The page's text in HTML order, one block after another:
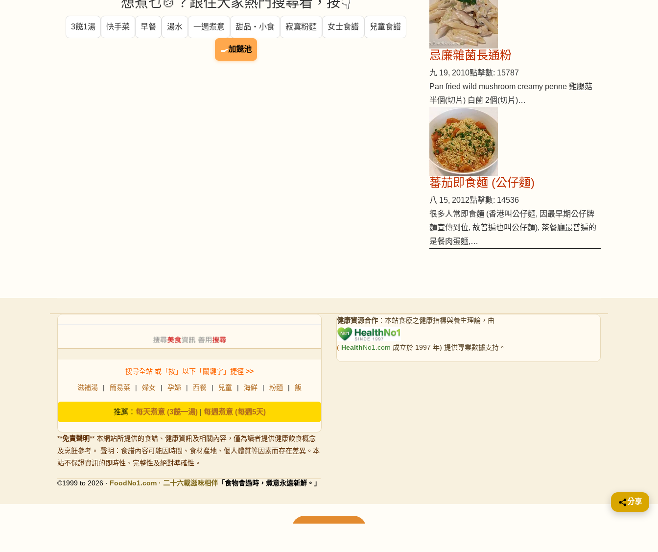
3餸1湯 快手菜 早餐 湯水 一週煮意 甜品・小食 寂寞粉麵 女士食譜 兒童食譜
🍳加餸池 忌廉雜菌長通粉
九 19, 2010點擊數: 15787
Pan fried wild mushroom creamy penne 雞腿菇
半個(切片) 白菌 2個(切片)…
蕃茄即食麵 (公仔麵)
八 15, 2012點擊數: 14536
很多人常即食麵 (香港叫公仔麵, 因最早期公仔牌
麵宣傳到位, 故普遍也叫公仔麵), 茶餐廳最普遍的
是餐肉蛋麵,…
搜尋全站 或「按」以下「關鍵字」捷徑 >>
滋補湯 | 簡易菜 | 婦女 | 孕婦 | 西餐 | 兒童 | 海鮮 | 粉麵 | 飯
推薦： 每天煮意 (3餸一湯)| 每週煮意 (每週5天)
**免責聲明** 本網站所提供的食譜、健康資訊及相關內容，僅為讀者提供健康飲食概念
及烹飪參考。 聲明：食譜內容可能因時間、食材產地、個人體質等因素而存在差異。本
站不保證資訊的即時性、完整性及絕對準確性。
©1999 to 2026 · FoodNo1.com · 二十六載滋味相伴 「食物會過時，煮意永遠新鮮。」
健康資源合作 ：本站食療之健康指標與養生理論，由
( HealthNo1.com 成立於 1997 年) 提供專業數據支持。
分享